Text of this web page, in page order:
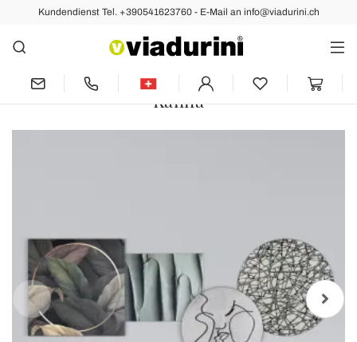
Kundendienst Tel. +390541623760 - E-Mail an info@viadurini.ch
Vorher Nächste
Komposition aus 4 Tafeln mit der
Stilisierung des Kusses Made in Italy –
Kanna